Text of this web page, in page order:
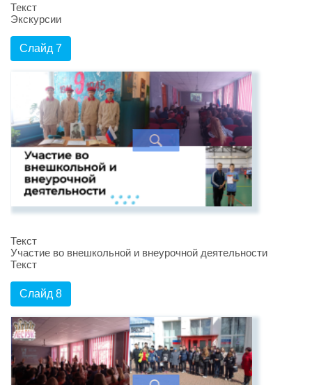
Текст
Экскурсии
Слайд 7
Текст
Участие во внешкольной и внеурочной деятельности
Текст
Слайд 8